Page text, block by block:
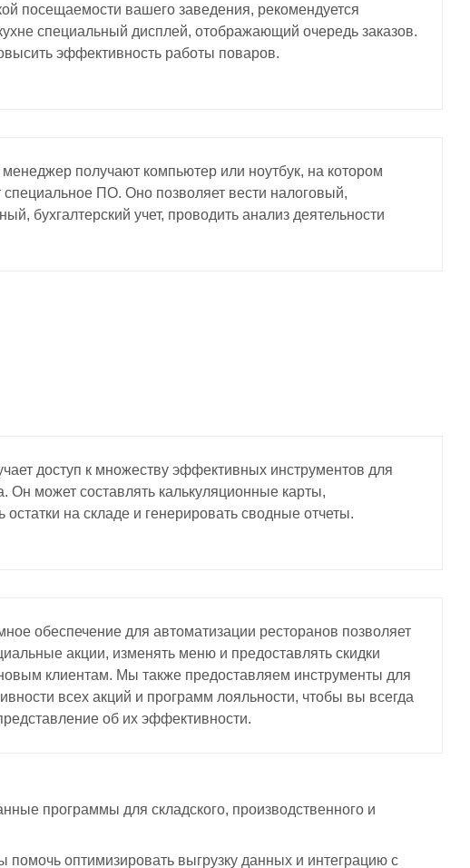
посещаемости вашего заведения, рекомендуется
специальный дисплей, отображающий очередь заказов.
эффективность работы поваров.
получают компьютер или ноутбук, на котором
специальное ПО. Оно позволяет вести налоговый,
бухгалтерский учет, проводить анализ деятельности
доступ к множеству эффективных инструментов для
Он может составлять калькуляционные карты,
остатки на складе и генерировать сводные отчеты.
обеспечение для автоматизации ресторанов позволяет
акции, изменять меню и предоставлять скидки
клиентам. Мы также предоставляем инструменты для
всех акций и программ лояльности, чтобы вы всегда
об их эффективности.
программы для складского, производственного и
оптимизировать выгрузку данных и интеграцию с